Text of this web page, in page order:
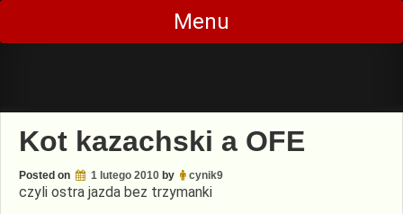
Skip
content
Menu
Kot kazachski a OFE
Posted on 1 lutego 2010 by cynik9
czyli ostra jazda bez trzymanki